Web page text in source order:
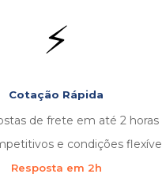
⚡
Cotação Rápida
de frete em até 2
e condições
Resposta em 2h